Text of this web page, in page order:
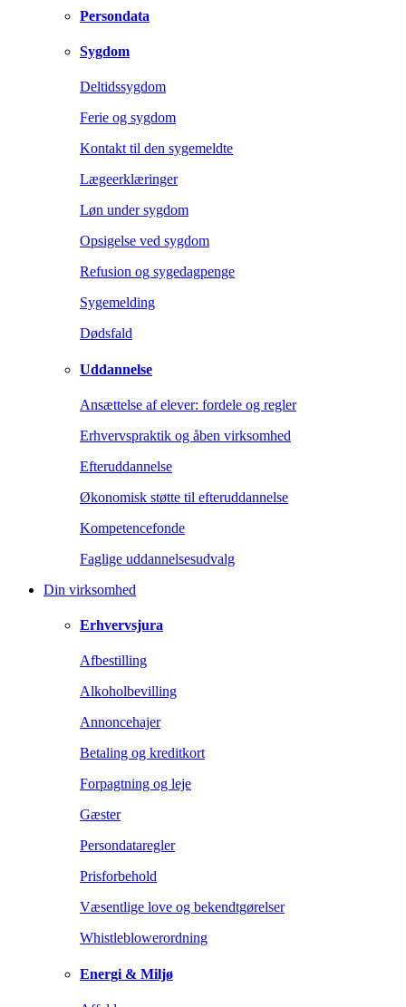
Persondata
Sygdom
Deltidssygdom
Ferie og sygdom
Kontakt til den sygemeldte
Lægeerklæringer
Løn under sygdom
Opsigelse ved sygdom
Refusion og sygedagpenge
Sygemelding
Dødsfald
Uddannelse
Ansættelse af elever: fordele og regler
Erhvervspraktik og åben virksomhed
Efteruddannelse
Økonomisk støtte til efteruddannelse
Kompetencefonde
Faglige uddannelsesudvalg
Din virksomhed
Erhvervsjura
Afbestilling
Alkoholbevilling
Annoncehajer
Betaling og kreditkort
Forpagtning og leje
Gæster
Persondataregler
Prisforbehold
Væsentlige love og bekendtgørelser
Whistleblowerordning
Energi & Miljø